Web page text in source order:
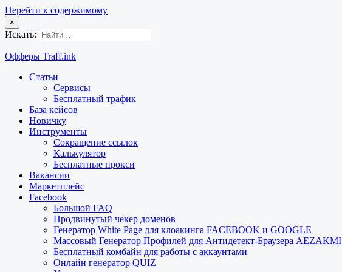
Перейти к содержимому
×
Искать:
Офферы Traff.ink
Статьи
Сервисы
Бесплатный трафик
База кейсов
Новичку
Инструменты
Сокращение ссылок
Калькулятор
Бесплатные прокси
Вакансии
Маркетплейс
Facebook
Большой FAQ
Продвинутый чекер доменов
Генератор White Page для клоакинга FACEBOOK и GOOGLE
Массовый Генератор Профилей для Антидетект-Браузера AEZAKMI
Бесплатный комбайн для работы с аккаунтами
Онлайн генератор QUIZ